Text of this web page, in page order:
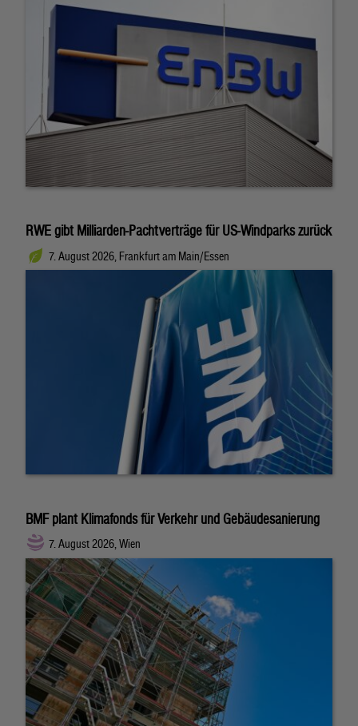
RWE gibt Milliarden-Pachtverträge für US-Windparks zurück
7. August 2026, Frankfurt am Main/Essen
BMF plant Klimafonds für Verkehr und Gebäudesanierung
7. August 2026, Wien